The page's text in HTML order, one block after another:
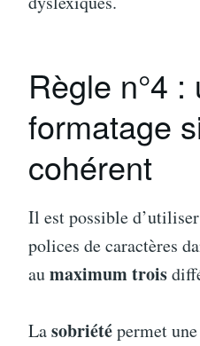
Règle n°4 :
formatage
cohérent
Il est possible
polices de caractères
aumaximum trois
Lasobriétépermet